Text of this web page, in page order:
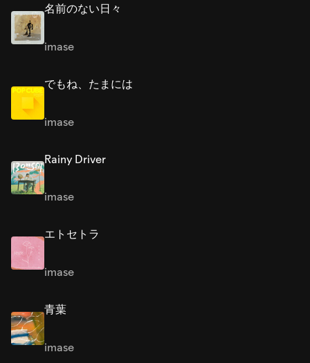
名前のない日々
imase
でもね、たまには
imase
Rainy Driver
imase
エトセトラ
imase
青葉
imase